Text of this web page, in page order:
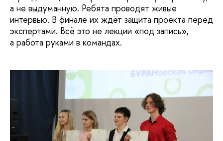
а не выдуманную. Ребята проводят живые
интервью. В финале их ждёт защита проекта перед
экспертами. Всё это не лекции «под запись»,
а работа руками в командах.